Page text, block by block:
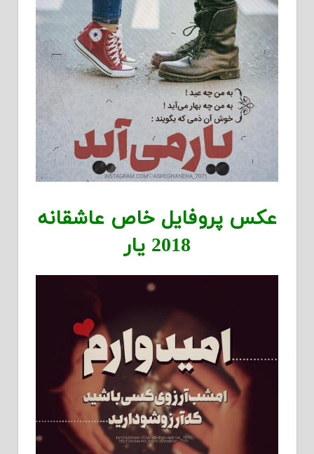
عکس پروفایل خاص عاشقانه
2018 یار